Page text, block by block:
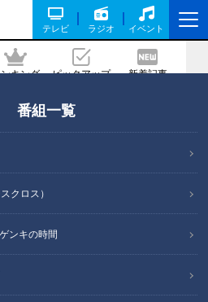
テレビ ラジオ イベント
キング ピックアップ 新着記事
番組一覧
クロス）
ンキの時間
しなみの整え方
記事に戻る